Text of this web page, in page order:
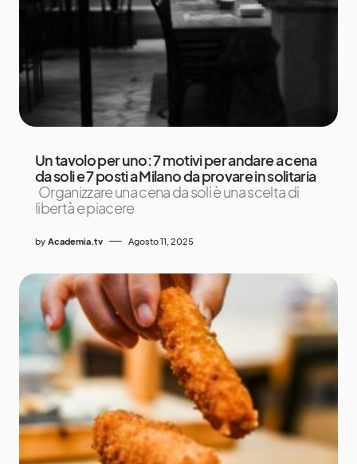
Un tavolo per uno: 7 motivi per andare a cena
da soli e 7 posti a Milano da provare in solitaria
Organizzare una cena da soli è una scelta di
libertà e piacere
by Academia.tv Agosto 11, 2025